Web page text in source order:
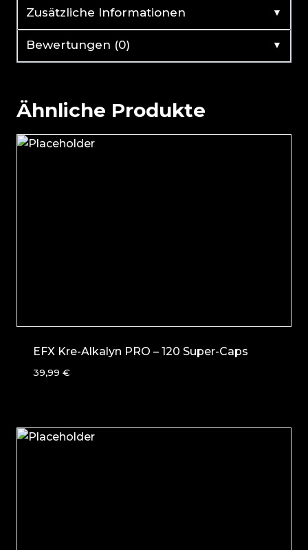
Zusätzliche Informationen ▼
Bewertungen (0) ▼
Ähnliche Produkte
EFX Kre-Alkalyn PRO – 120 Super-Caps
39,99 €